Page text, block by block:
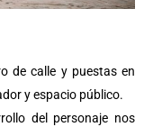
de calle y puestas en
y espacio público.
del personaje nos